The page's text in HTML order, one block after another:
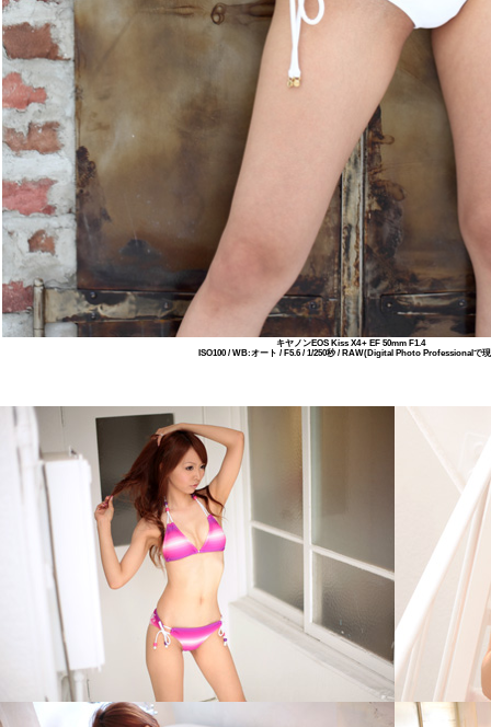
キヤノンEOS Kiss X4 + EF 50mm F1.4
ISO100 / WB:オート / F5.6 / 1/250秒 / RAW(Digital Photo Professionalで